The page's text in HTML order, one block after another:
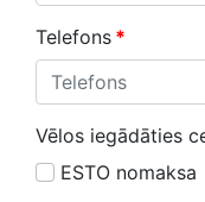
Telefons *
Vēlos iegādāties
ESTO nomaksa